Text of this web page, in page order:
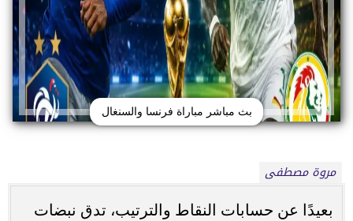
بث مباشر مباراة فرنسا والسنغال
مروة مصطفى
بعيدًا عن حسابات النقاط والترتيب، تدق نبضات